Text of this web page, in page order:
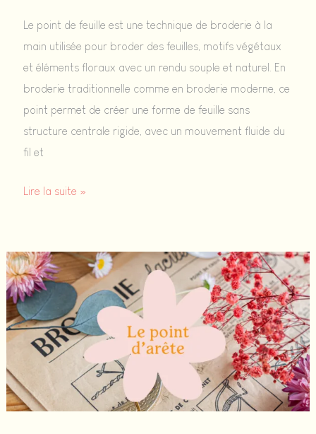
Le point de feuille est une technique de broderie à la
main utilisée pour broder des feuilles, motifs végétaux
et éléments floraux avec un rendu souple et naturel. En
broderie traditionnelle comme en broderie moderne, ce
point permet de créer une forme de feuille sans
structure centrale rigide, avec un mouvement fluide du
fil et
Le
feuille
:
tuto
facile
pour
broder
feuilles
Lire la suite »